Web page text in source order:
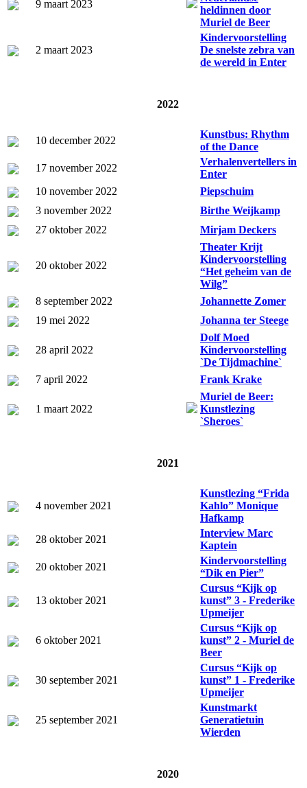
9 maart 2023
heldinnen door
Muriel de Beer
2 maart 2023
Kindervoorstelling
De snelste zebra van
de wereld in Enter
2022
10 december 2022
Kunstbus: Rhythm
of the Dance
17 november 2022
Verhalenvertellers in
Enter
10 november 2022
Piepschuim
3 november 2022
Birthe Weijkamp
27 oktober 2022
Mirjam Deckers
20 oktober 2022
Theater Krijt
Kindervoorstelling
“Het geheim van de
Wilg”
8 september 2022
Johannette Zomer
19 mei 2022
Johanna ter Steege
28 april 2022
Dolf Moed
Kindervoorstelling
`De Tijdmachine`
7 april 2022
Frank Krake
1 maart 2022
Muriel de Beer:
Kunstlezing
`Sheroes`
2021
4 november 2021
Kunstlezing “Frida
Kahlo” Monique
Hafkamp
28 oktober 2021
Interview Marc
Kaptein
20 oktober 2021
Kindervoorstelling
“Dik en Pier”
13 oktober 2021
Cursus “Kijk op
kunst” 3 - Frederike
Upmeijer
6 oktober 2021
Cursus “Kijk op
kunst” 2 - Muriel de
Beer
30 september 2021
Cursus “Kijk op
kunst” 1 - Frederike
Upmeijer
25 september 2021
Kunstmarkt
Generatietuin
Wierden
2020